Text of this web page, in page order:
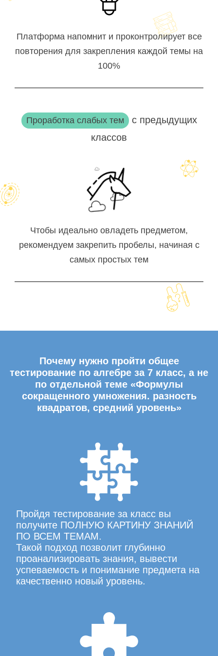
Платформа напомнит и проконтролирует все
повторения для закрепления каждой темы на
100%
Проработка слабых тем с предыдущих
классов
Чтобы идеально овладеть предметом,
рекомендуем закрепить пробелы, начиная с
самых простых тем
Почему нужно пройти общее
тестирование по алгебре за 7 класс, а не
по отдельной теме «Формулы
сокращенного умножения. разность
квадратов, средний уровень»
Пройдя тестирование за класс вы
получите ПОЛНУЮ КАРТИНУ ЗНАНИЙ
ПО ВСЕМ ТЕМАМ.
Такой подход позволит глубинно
проанализировать знания, вывести
успеваемость и понимание предмета на
качественно новый уровень.